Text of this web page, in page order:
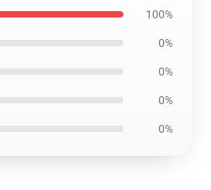
100%
0%
0%
0%
0%